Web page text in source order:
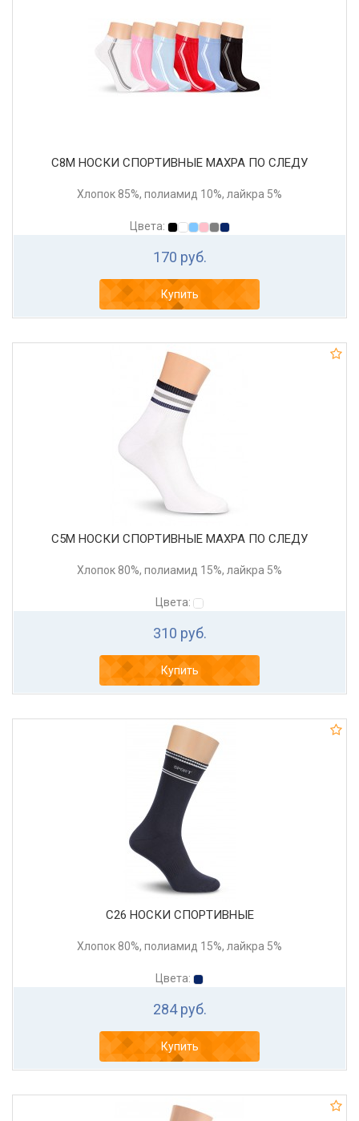
С8М НОСКИ СПОРТИВНЫЕ МАХРА ПО СЛЕДУ
Хлопок 85%, полиамид 10%, лайкра 5%
Цвета:
170 руб.
Купить
С5М НОСКИ СПОРТИВНЫЕ МАХРА ПО СЛЕДУ
Хлопок 80%, полиамид 15%, лайкра 5%
Цвета:
310 руб.
Купить
С26 НОСКИ СПОРТИВНЫЕ
Хлопок 80%, полиамид 15%, лайкра 5%
Цвета:
284 руб.
Купить